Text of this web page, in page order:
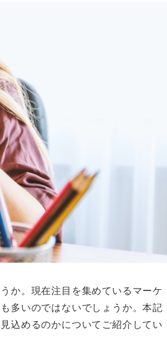
か。現在注目を集めているマーケ
多いのではないでしょうか。本記
込めるのかについてご紹介してい